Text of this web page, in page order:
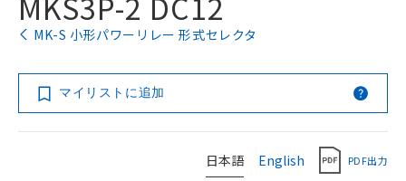
MK-S 小形パワーリレー 形式セレクタ
マイリストに追加
日本語 English PDF出力